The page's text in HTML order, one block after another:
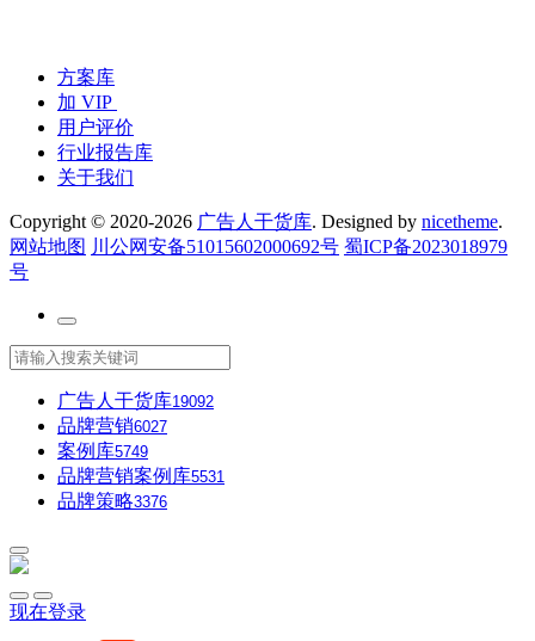
方案库
加 VIP
用户评价
行业报告库
关于我们
Copyright © 2020-2026 广告人干货库. Designed by nicetheme.
网站地图 川公网安备51015602000692号 蜀ICP备2023018979
号
广告人干货库19092
品牌营销6027
案例库5749
品牌营销案例库5531
品牌策略3376
现在登录